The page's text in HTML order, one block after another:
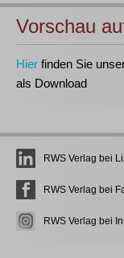
Vorschau
Hier finden Sie
als Download
RWS Verlag bei
RWS Verlag bei
RWS Verlag bei